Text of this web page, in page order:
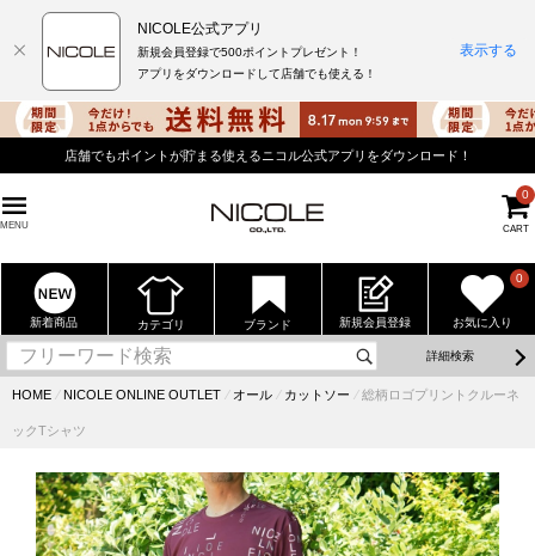
店舗でもポイントが貯まる使えるニコル公式アプリをダウンロード！
MENU CART
0
新着商品 カテゴリ ブランド 新規会員登録 お気に入り
0
詳細検索
HOME ⁄ NICOLE ONLINE OUTLET ⁄ オール ⁄ カットソー ⁄ 総柄ロゴプリントクルーネ
ックTシャツ
NICOLE公式アプリ
新規会員登録で500ポイントプレゼント！
アプリをダウンロードして店舗でも使える！
表示する